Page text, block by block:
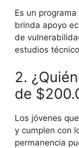
Es un
brinda apoyo
de
estudios
2.
de
Los jóvenes
y cumplen con
permanencia